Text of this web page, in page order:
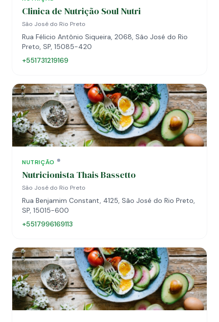
Clinica de Nutrição Soul Nutri
São José do Rio Preto
Rua Félicio Antônio Siqueira, 2068, São José do Rio
Preto, SP, 15085-420
+551731219169
NUTRIÇÃO
Nutricionista Thais Bassetto
São José do Rio Preto
Rua Benjamim Constant, 4125, São José do Rio Preto,
SP, 15015-600
+5517996169113